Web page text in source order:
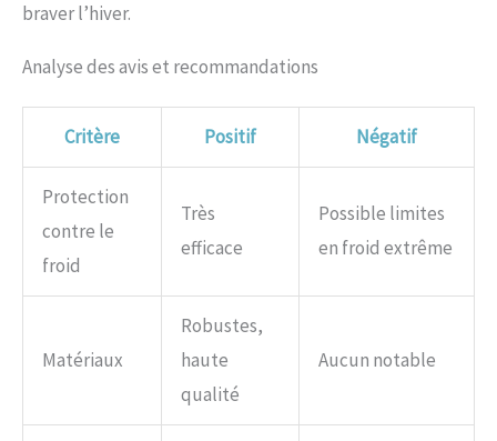
braver l’hiver.
Analyse des avis et recommandations
Critère Positif Négatif
Protection
contre le
froid
Très
efficace
Possible limites
en froid extrême
Matériaux
Robustes,
haute
qualité
Aucun notable